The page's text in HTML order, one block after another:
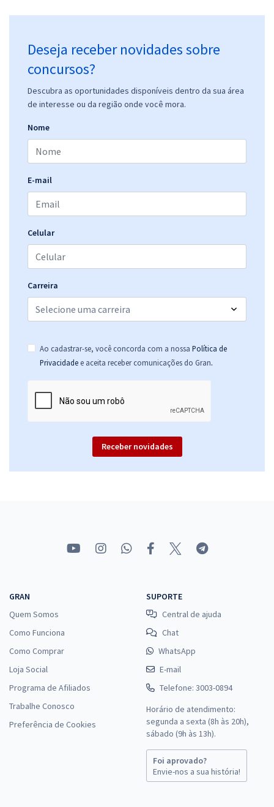
Deseja receber novidades sobre
concursos?
Descubra as oportunidades disponíveis dentro da sua área
de interesse ou da região onde você mora.
Nome
E-mail
Celular
Carreira
Ao cadastrar-se, você concorda com a nossa Política de
Privacidade e aceita receber comunicações do Gran.
Receber novidades
GRAN
Quem Somos
Como Funciona
Como Comprar
Loja Social
Programa de Afiliados
Trabalhe Conosco
Preferência de Cookies
SUPORTE
Central de ajuda
Chat
WhatsApp
E-mail
Telefone: 3003-0894
Horário de atendimento:
segunda a sexta (8h às 20h),
sábado (9h às 13h).
Foi aprovado?
Envie-nos a sua história!